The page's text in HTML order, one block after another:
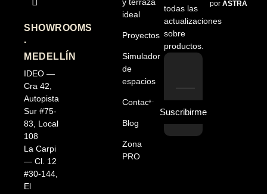
SHOWROOMS
·
MEDELLÍN
IDEO —
Cra 42,
Autopista
Sur #75-
83, Local
108
La Carpi
— Cl. 12
#30-144,
El
ideal
Proyectos
Simulador
de
espacios
Contacto
Blog
Zona
PRO
todas las
actualizaciones
sobre
productos.
Suscribirme
porASTRA